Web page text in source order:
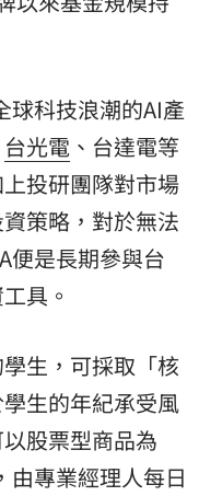
球科技浪潮的AI產
台光電 、台達電等
投研團隊對市場
策略，對於無法
便是長期參與台
具。
生，可採取「核
生的年紀承受風
股票型商品為
由專業經理人每日